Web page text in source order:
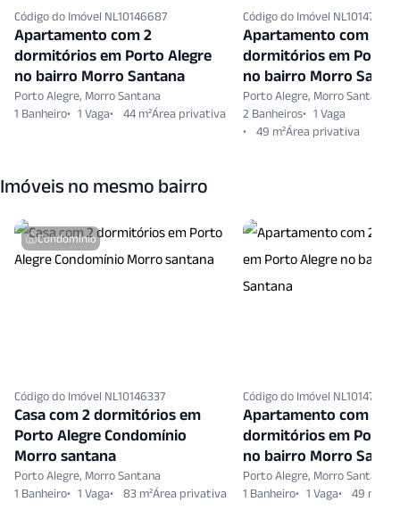
Código do Imóvel NL10146687
Apartamento com 2
dormitórios em Porto Alegre
no bairro Morro Santana
Porto Alegre, Morro Santana
1 Banheiro
1 Vaga 44 m²
Código do Imóvel NL10147901
Apartamento com 2
dormitórios em Porto
no bairro Morro
Porto Alegre, Morro Santana
2 Banheiros
1 Vaga
49 m²
Imóveis no mesmo bairro
Condomínio
Código do Imóvel NL10146337
Casa com 2 dormitórios em
Porto Alegre Condomínio
Morro santana
Porto Alegre, Morro Santana
1 Banheiro
1 Vaga 83 m²
Código do Imóvel NL10147282
Apartamento com 2
dormitórios em Porto
no bairro Morro
Porto Alegre, Morro Santana
1 Banheiro
1 Vaga 49 m²